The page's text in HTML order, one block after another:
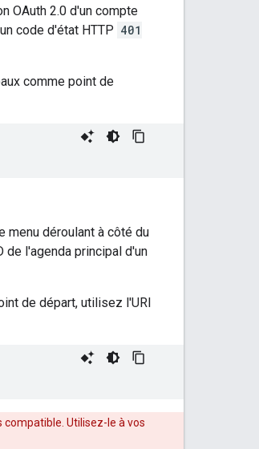
OAuth 2.0 d'un compte
code d'état HTTP 401
comme point de
menu déroulant à côté du
de l'agenda principal d'un
de départ, utilisez l'URI
Utilisez-le à vos